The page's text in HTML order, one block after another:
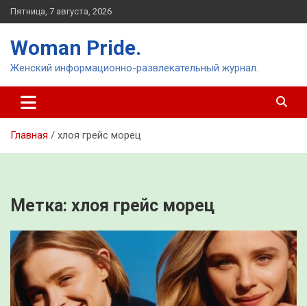
Перейти
к
Пятница, 7 августа, 2026
Woman Pride.
Женский информационно-развлекательный журнал.
Главная хлоя грейс морец
Метка: хлоя грейс морец